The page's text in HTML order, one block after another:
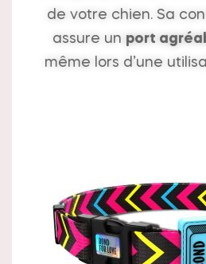
de votre chien. Sa
assure un port
même lors d’une